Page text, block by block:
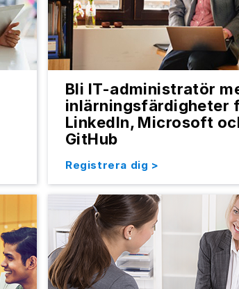
Bli IT-administratör
inlärningsfärdigheter
LinkedIn, Microsoft
GitHub
Registrera dig >